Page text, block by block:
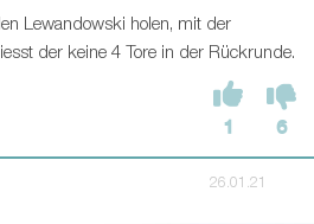
Lewandowski holen, mit der
der keine 4 Tore in der Rückrunde.
1 6
26.01.21